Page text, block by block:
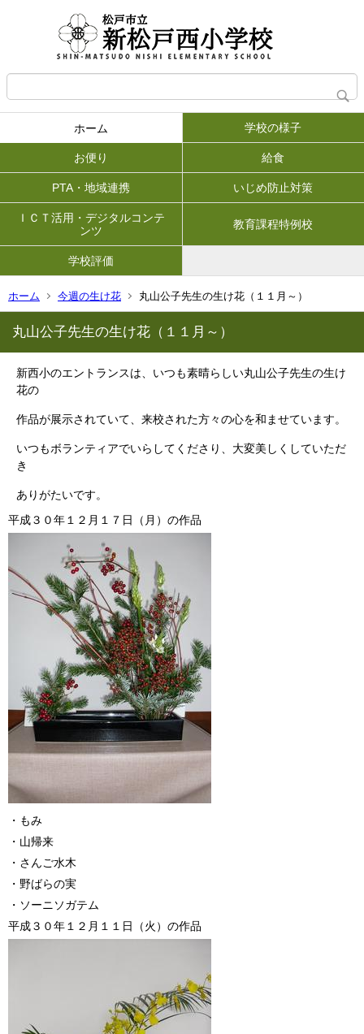
ホーム 学校の様子
お便り 給食
PTA・地域連携 いじめ防止対策
ＩＣＴ活用・デジタルコンテ
ンツ
教育課程特例校
学校評価
ホーム 今週の生け花 丸山公子先生の生け花（１１月～）
丸山公子先生の生け花（１１月～）
新西小のエントランスは、いつも素晴らしい丸山公子先生の生け
花の
作品が展示されていて、来校された方々の心を和ませています。
いつもボランティアでいらしてくださり、大変美しくしていただ
き
ありがたいです。
平成３０年１２月１７日（月）の作品
・もみ
・山帰来
・さんご水木
・野ばらの実
・ソーニソガテム
平成３０年１２月１１日（火）の作品